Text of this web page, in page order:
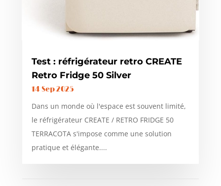
Test : réfrigérateur retro CREATE
Retro Fridge 50 Silver
14 Sep 2025
Dans un monde où l'espace est souvent limité,
le réfrigérateur CREATE / RETRO FRIDGE 50
TERRACOTA s'impose comme une solution
pratique et élégante....